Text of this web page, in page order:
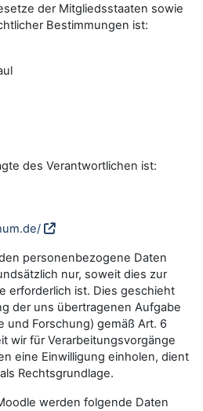
der Mitgliedsstaaten sowie
Bestimmungen ist:
des Verantwortlichen ist:
personenbezogene Daten
nur, soweit dies zur
erforderlich ist. Dies geschieht
der uns übertragenen Aufgabe
und Forschung) gemäß Art. 6
wir für Verarbeitungsvorgänge
eine Einwilligung einholen, dient
Rechtsgrundlage.
werden folgende Daten